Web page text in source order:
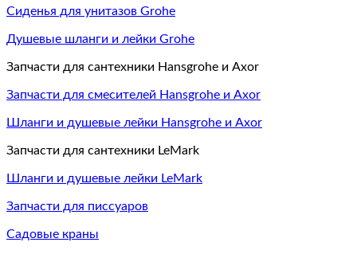
Сиденья для унитазов Grohe
Душевые шланги и лейки Grohe
Запчасти для сантехники Hansgrohe и Axor
Запчасти для смесителей Hansgrohe и Axor
Шланги и душевые лейки Hansgrohe и Axor
Запчасти для сантехники LeMark
Шланги и душевые лейки LeMark
Запчасти для писсуаров
Садовые краны